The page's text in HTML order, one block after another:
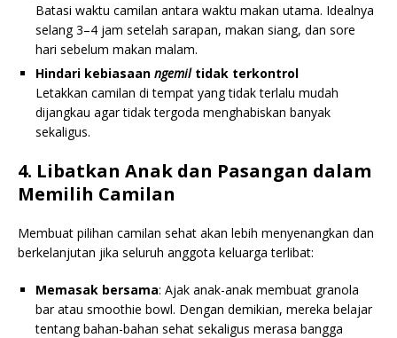
Batasi waktu camilan antara waktu makan utama. Idealnya
selang 3–4 jam setelah sarapan, makan siang, dan sore
hari sebelum makan malam.
Hindari kebiasaan ngemiltidak terkontrol
Letakkan camilan di tempat yang tidak terlalu mudah
dijangkau agar tidak tergoda menghabiskan banyak
sekaligus.
4. Libatkan Anak dan Pasangan dalam
Memilih Camilan
Membuat pilihan camilan sehat akan lebih menyenangkan dan
berkelanjutan jika seluruh anggota keluarga terlibat:
Memasak bersama: Ajak anak-anak membuat granola
bar atau smoothie bowl. Dengan demikian, mereka belajar
tentang bahan-bahan sehat sekaligus merasa bangga